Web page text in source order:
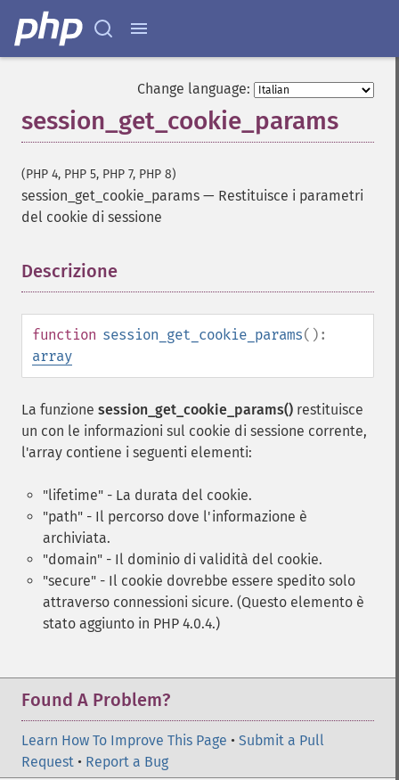
Change language:
session_get_cookie_params
(PHP 4, PHP 5, PHP 7, PHP 8)
session_get_cookie_params — Restituisce i parametri
del cookie di sessione
Descrizione
function session_get_cookie_params():
array
La funzione session_get_cookie_params() restituisce
un con le informazioni sul cookie di sessione corrente,
l'array contiene i seguenti elementi:
"lifetime" - La durata del cookie.
"path" - Il percorso dove l'informazione è
archiviata.
"domain" - Il dominio di validità del cookie.
"secure" - Il cookie dovrebbe essere spedito solo
attraverso connessioni sicure. (Questo elemento è
stato aggiunto in PHP 4.0.4.)
Found A Problem?
Learn How To Improve This Page • Submit a Pull
Request • Report a Bug